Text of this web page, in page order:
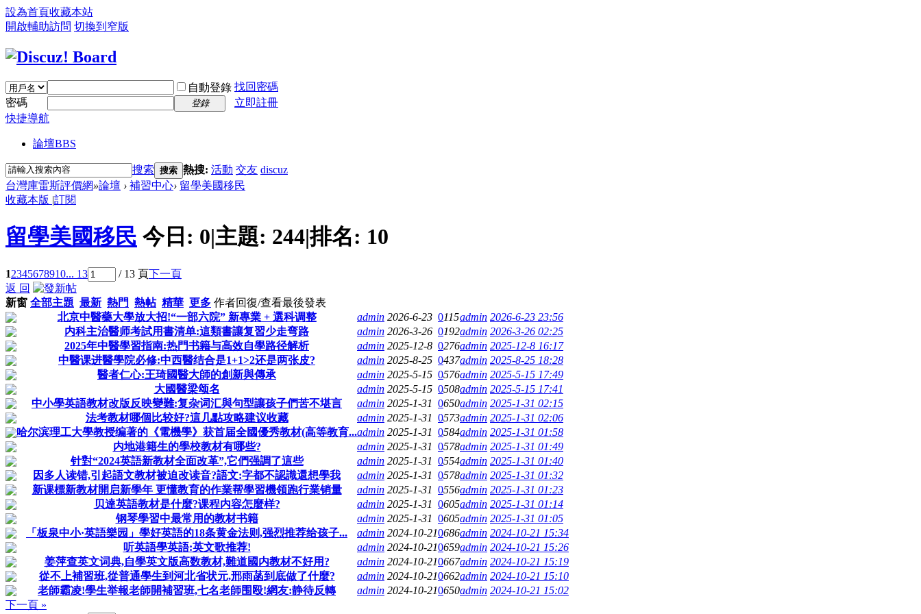
設為首頁收藏本站
開啟輔助訪問 切換到窄版
自動登錄 找回密碼
密碼
登錄
立即註冊
快捷導航
論壇BBS
搜索 搜索 熱搜: 活動 交友 discuz
台灣庫雷斯評價網»論壇 › 補習中心› 留學美國移民
收藏本版 |訂閱
留學美國移民 今日: 0|主題: 244|排名: 10
12345678910... 13 / 13 頁下一頁
返 回
新窗 全部主題 最新 熱門 熱帖 精華 更多 作者回復/查看最後發表
北京中醫藥大學放大招!“一部六院” 新專業 + 選科调整
admin 2026-6-23 0115admin 2026-6-23 23:56
内科主治醫师考試用書清单:這類書讓复習少走弯路
admin 2026-3-26 0192admin 2026-3-26 02:25
2025年中醫學習指南:热門书籍与高效自學路径解析
admin 2025-12-8 0276admin 2025-12-8 16:17
中醫课进醫學院必修:中西醫结合是1+1>2还是两张皮?
admin 2025-8-25 0437admin 2025-8-25 18:28
醫者仁心:王琦國醫大師的創新與傳承
admin 2025-5-15 0576admin 2025-5-15 17:49
大國醫梁颂名
admin 2025-5-15 0508admin 2025-5-15 17:41
中小學英語教材改版反映變難:复杂词汇與句型讓孩子們苦不堪言
admin 2025-1-31 0650admin 2025-1-31 02:15
法考教材哪個比较好?這几點攻略建议收藏
admin 2025-1-31 0573admin 2025-1-31 02:06
哈尔滨理工大學教授编著的《電機學》获首届全國優秀教材(高等教育...admin 2025-1-31 0584admin 2025-1-31 01:58
内地港籍生的學校教材有哪些?
admin 2025-1-31 0578admin 2025-1-31 01:49
针對“2024英語新教材全面改革”,它們强調了這些
admin 2025-1-31 0554admin 2025-1-31 01:40
因多人读错,引起語文教材被迫改读音?語文:字都不認識還想學我
admin 2025-1-31 0578admin 2025-1-31 01:32
新课標新教材開启新學年 更懂教育的作業帮學習機领跑行業销量
admin 2025-1-31 0556admin 2025-1-31 01:23
贝達英語教材是什麼?课程内容怎麼样?
admin 2025-1-31 0605admin 2025-1-31 01:14
钢琴學習中最常用的教材书籍
admin 2025-1-31 0605admin 2025-1-31 01:05
「板泉中小·英語樂园」學好英語的18条黄金法则,强烈推荐给孩子...
admin 2024-10-210686admin 2024-10-21 15:34
听英語學英語:英文歌推荐!
admin 2024-10-210659admin 2024-10-21 15:26
姜萍查英文词典,自學英文版高数教材,難道國内教材不好用?
admin 2024-10-210667admin 2024-10-21 15:19
從不上補習班,從普通學生到河北省状元,邢雨菡到底做了什麼?
admin 2024-10-210662admin 2024-10-21 15:10
老師霸凌!學生举報老師開補習班,七名老師围殴!網友:静待反轉
admin 2024-10-210650admin 2024-10-21 15:02
下一頁 »